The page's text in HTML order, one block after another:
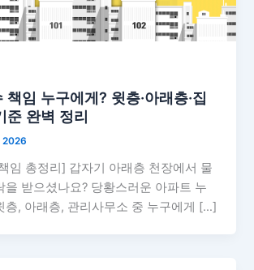
책임 누구에게? 윗층·아래층·집
준 완벽 정리
2026
임 총정리] 갑자기 아래층 천장에서 물
을 받으셨나요? 당황스러운 아파트 누
층, 아래층, 관리사무소 중 누구에게 […]